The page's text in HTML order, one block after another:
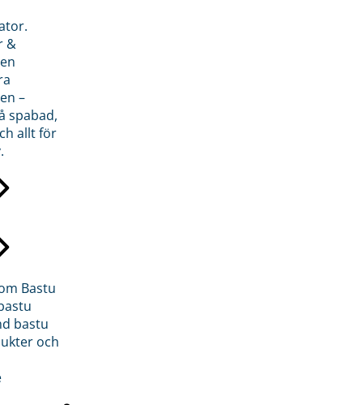
&
–
spabad,
allt för
Bastu
bastu
och